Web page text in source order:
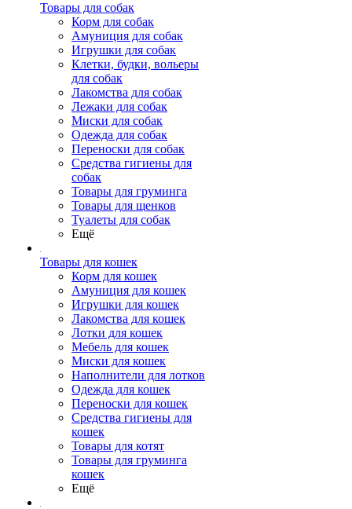
Товары для собак
Корм для собак
Амуниция для собак
Игрушки для собак
Клетки, будки, вольеры
для собак
Лакомства для собак
Лежаки для собак
Миски для собак
Одежда для собак
Переноски для собак
Средства гигиены для
собак
Товары для груминга
Товары для щенков
Туалеты для собак
Ещё
Товары для кошек
Корм для кошек
Амуниция для кошек
Игрушки для кошек
Лакомства для кошек
Лотки для кошек
Мебель для кошек
Миски для кошек
Наполнители для лотков
Одежда для кошек
Переноски для кошек
Средства гигиены для
кошек
Товары для котят
Товары для груминга
кошек
Ещё